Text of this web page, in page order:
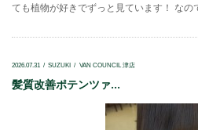
ても植物が好きでずっと見ています！ なの
2026.07.31 SUZUKI VAN COUNCIL 津店
髪質改善ポテンツァ...